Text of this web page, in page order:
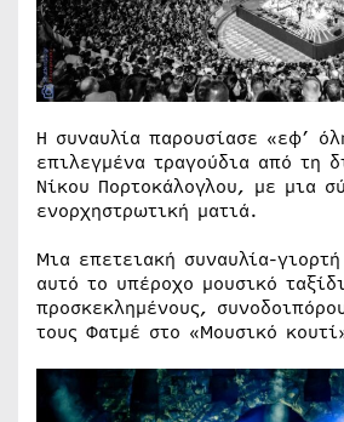
Η συναυλία παρουσίασε «εφ’
επιλεγμένα τραγούδια από τη
Νίκου Πορτοκάλογλου, με μια
ενορχηστρωτική ματιά.
Μια επετειακή συναυλία-
αυτό το υπέροχο μουσικό
προσκεκλημένους,
τους Φατμέ στο «Μουσικό